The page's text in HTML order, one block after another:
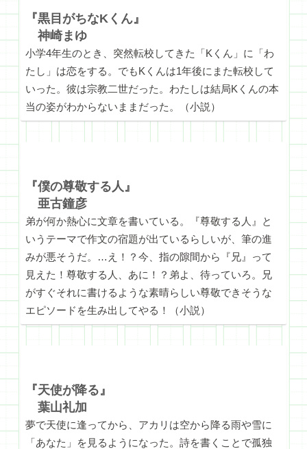
『黒目がちなKくん』
神崎まゆ
小学4年生のとき、突然転校してきた「Kくん」に「わ
たし」は恋をする。でもKくんは1年後にまた転校して
いった。彼は宗教二世だった。わたしは結局Kくんの本
当の姿がわからないままだった。（小説）
『僕の尊敬する人』
亜古鐘彦
弟が何か熱心に文章を書いている。『尊敬する人』と
いうテーマで作文の宿題が出ているらしいが、筆の進
みが悪そうだ。…え！？今、指の隙間から『兄』って
見えた！尊敬する人、あに！？弟よ、待っていろ。兄
がすぐそれに書けるような素晴らしい尊敬できそうな
エピソードを生み出してやる！（小説）
『天使が降る』
葉山礼加
夢で天使に逢ってから、アカリは空から降る雨や雪に
「あなた」を見るようになった。詩を書くことで孤独